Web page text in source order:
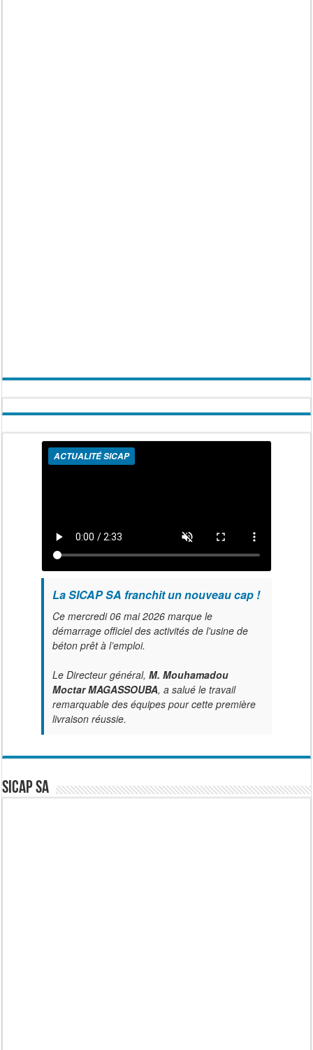
ACTUALITÉ SICAP
La SICAP SA franchit un nouveau cap !
Ce mercredi 06 mai 2026 marque le
démarrage officiel des activités de l'usine de
béton prêt à l’emploi.
Le Directeur général, M. Mouhamadou
Moctar MAGASSOUBA, a salué le travail
remarquable des équipes pour cette première
livraison réussie.
SICAP SA